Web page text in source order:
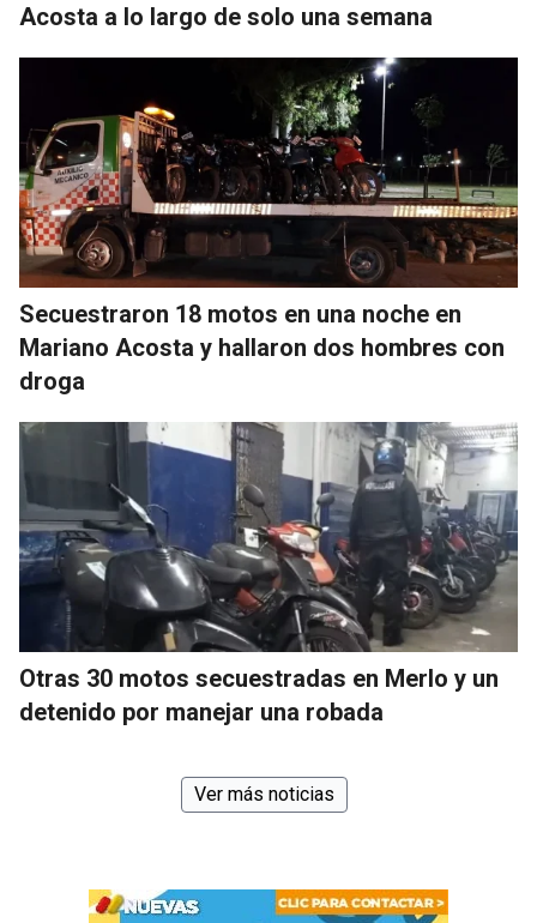
Acosta a lo largo de solo una semana
Secuestraron 18 motos en una noche en
Mariano Acosta y hallaron dos hombres con
droga
Otras 30 motos secuestradas en Merlo y un
detenido por manejar una robada
Ver más noticias